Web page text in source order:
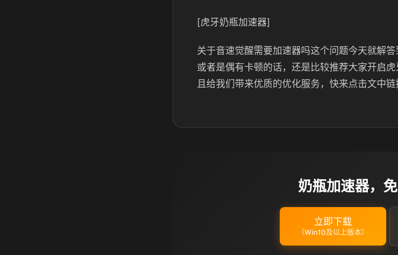
[虎牙奶瓶加速器]
关于音速觉醒需要加速器吗这个问题今天就解
或者是偶有卡顿的话，还是比较推荐大家开启
且给我们带来优质的优化服务，快来点击文中链
奶瓶加速器，
立即下载
（Win10及以上版本）